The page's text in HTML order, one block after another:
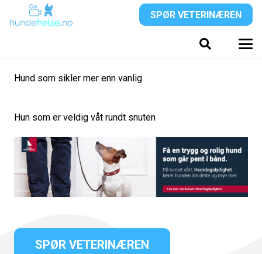
SPØR VETERINÆREN
Hund som sikler mer enn vanlig
Hun som er veldig våt rundt snuten
SPØR VETERINÆREN